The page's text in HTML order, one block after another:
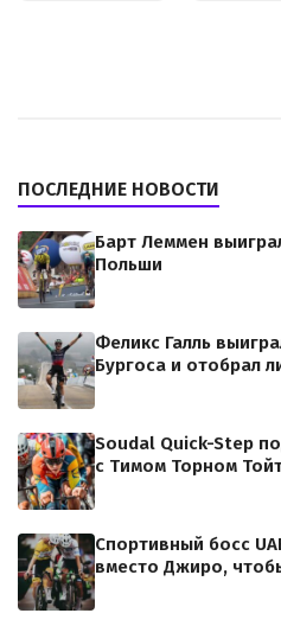
ПОСЛЕДНИЕ НОВОСТИ
Барт Леммен
Польши
Феликс Галль
Бургоса и отобрал
Soudal Quick-Step
с Тимом Торном
Спортивный босс
вместо Джиро,